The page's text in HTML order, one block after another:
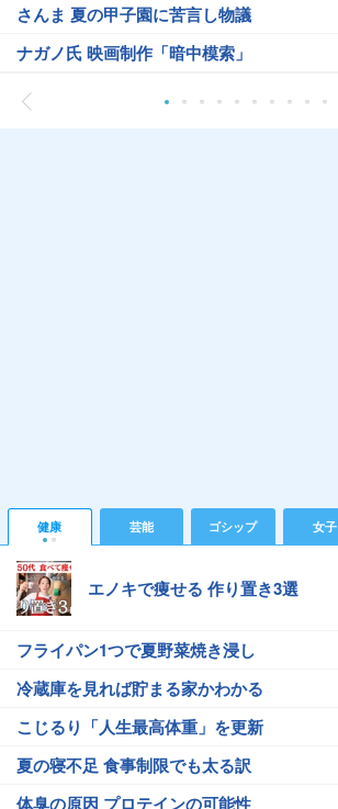
さんま 夏の甲子園に苦言し物議
ナガノ氏 映画制作「暗中模索」
健康 芸能 ゴシップ 女子
エノキで痩せる 作り置き3選
フライパン1つで夏野菜焼き浸し
冷蔵庫を見れば貯まる家かわかる
こじるり「人生最高体重」を更新
夏の寝不足 食事制限でも太る訳
体臭の原因 プロテインの可能性